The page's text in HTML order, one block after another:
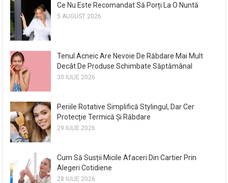
Ce Nu Este Recomandat Să Porți La O Nuntă
5 AUGUST 2026
Tenul Acneic Are Nevoie De Răbdare Mai Mult
Decât De Produse Schimbate Săptămânal
30 IULIE 2026
Periile Rotative Simplifică Stylingul, Dar Cer
Protecție Termică Și Răbdare
29 IULIE 2026
Cum Să Susții Micile Afaceri Din Cartier Prin
Alegeri Cotidiene
28 IULIE 2026